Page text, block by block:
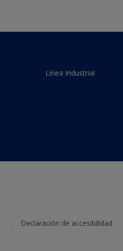
Línea Industrial
Declaración de accesibilidad